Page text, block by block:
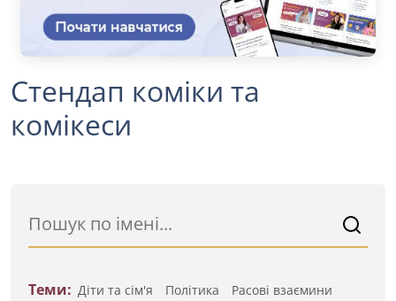
Стендап коміки та
комікеси
Теми: Діти та сім'я Політика
Расові взаємини